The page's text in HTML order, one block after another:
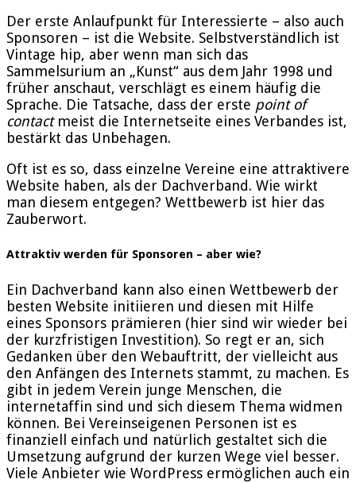
Der erste Anlaufpunkt für Interessierte – also auch
Sponsoren – ist die Website. Selbstverständlich ist
Vintage hip, aber wenn man sich das
Sammelsurium an „Kunst“ aus dem Jahr 1998 und
früher anschaut, verschlägt es einem häufig die
Sprache. Die Tatsache, dass der erste point of
contactmeist die Internetseite eines Verbandes ist,
bestärkt das Unbehagen.
Oft ist es so, dass einzelne Vereine eine attraktivere
Website haben, als der Dachverband. Wie wirkt
man diesem entgegen? Wettbewerb ist hier das
Zauberwort.
Attraktiv werden für Sponsoren – aber wie?
Ein Dachverband kann also einen Wettbewerb der
besten Website initiieren und diesen mit Hilfe
eines Sponsors prämieren (hier sind wir wieder bei
der kurzfristigen Investition). So regt er an, sich
Gedanken über den Webauftritt, der vielleicht aus
den Anfängen des Internets stammt, zu machen. Es
gibt in jedem Verein junge Menschen, die
internetaffin sind und sich diesem Thema widmen
können. Bei Vereinseigenen Personen ist es
finanziell einfach und natürlich gestaltet sich die
Umsetzung aufgrund der kurzen Wege viel besser.
Viele Anbieter wie WordPress ermöglichen auch ein